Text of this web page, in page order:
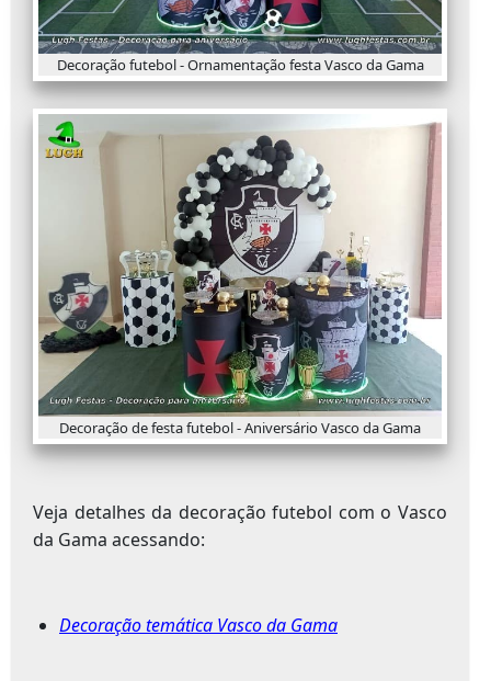
Decoração futebol - Ornamentação festa Vasco da Gama
Decoração de festa futebol - Aniversário Vasco da Gama
Veja detalhes da decoração futebol com o Vasco
da Gama acessando:
Decoração temática Vasco da Gama